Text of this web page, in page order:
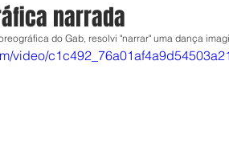
narrada
do Gab, resolvi "narrar" uma dança
video/